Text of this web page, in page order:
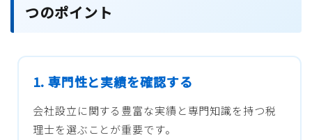
つのポイント
1. 専門性と実績を確認する
会社設立に関する豊富な実績と専門知識を持つ税
理士を選ぶことが重要です。